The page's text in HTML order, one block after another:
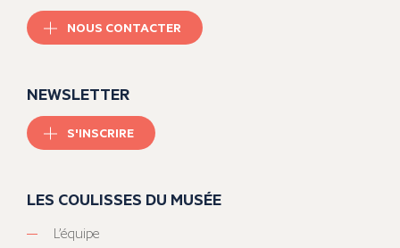
NOUS CONTACTER
NEWSLETTER
S'INSCRIRE
LES COULISSES DU MUSÉE
L’équipe